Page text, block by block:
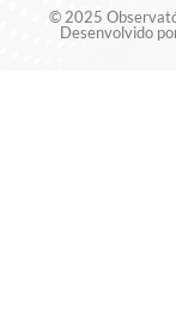
© 2025
Desenvolvido